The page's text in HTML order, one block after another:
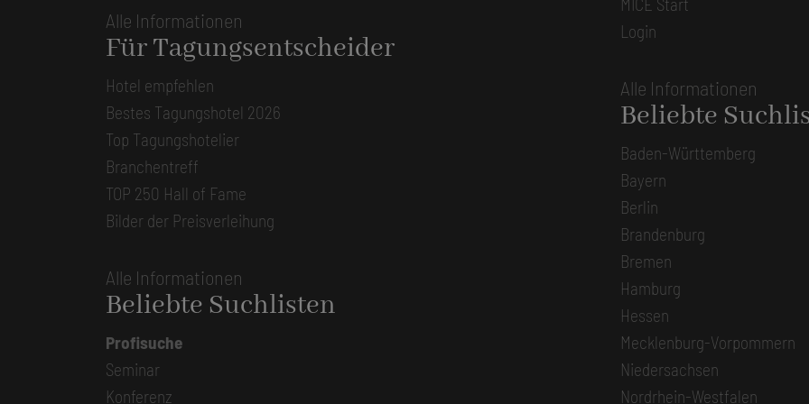
Alle Informationen
Für Tagungsentscheider
Hotel empfehlen
Bestes Tagungshotel 2026
Top Tagungshotelier
Branchentreff
TOP 250 Hall of Fame
Bilder der Preisverleihung
Alle Informationen
Beliebte Suchlisten
Profisuche
Seminar
Konferenz
Login
Alle Informationen
Beliebte
Baden-Württemberg
Bayern
Berlin
Brandenburg
Bremen
Hamburg
Hessen
Mecklenburg-Vorpommern
Niedersachsen
Nordrhein-Westfalen